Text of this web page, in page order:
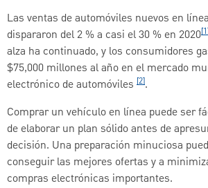
Las ventas de automóviles nuevos en
dispararon del 2 % a casi el 30 % en 2020
alza ha continuado, y los consumidores
$75,000 millones al año en el mercado
electrónico de automóviles [2].
Comprar un vehículo en línea puede ser
de elaborar un plan sólido antes de
decisión. Una preparación minuciosa
conseguir las mejores ofertas y a
compras electrónicas importantes.